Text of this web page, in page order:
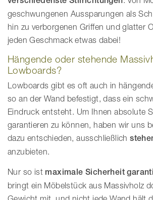
geschwungenen Aussparungen als
hin zu verborgenen Griffen und glatter
jeden Geschmack etwas dabei!
Hängende oder stehende
Lowboards?
Lowboards gibt es oft auch in
so an der Wand befestigt, dass ein
Eindruck entsteht. Um Ihnen absolute
garantieren zu können, haben wir uns
dazu entschieden, ausschließlich
anzubieten.
Nur so ist maximale Sicherheit
bringt ein Möbelstück aus Massivholz